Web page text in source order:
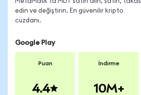
edin ve değiştirin. En güvenilir kripto
cüzdanı.
Google Play
Puan
4.4
İndirme
10M+